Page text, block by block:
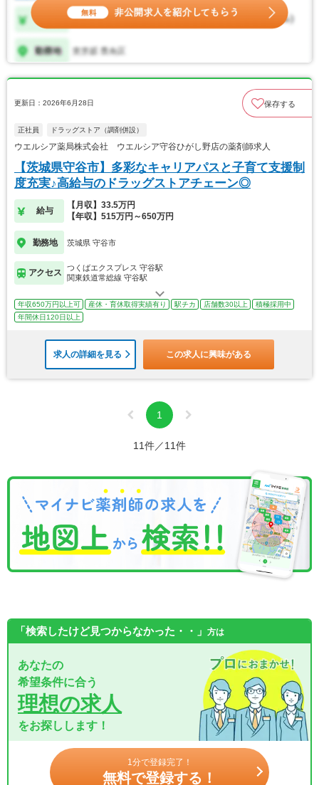
更新日：2026年6月28日 保存する
正社員 ドラッグストア（調剤併設）
ウエルシア薬局株式会社 ウエルシア守谷ひがし野店の薬剤師求人
【茨城県守谷市】多彩なキャリアパスと子育て支援制
度充実♪高給与のドラッグストアチェーン◎
給与
【月収】33.5万円
【年収】515万円～650万円
勤務地 茨城県 守谷市
アクセス
つくばエクスプレス 守谷駅
関東鉄道常総線 守谷駅
年収650万円以上可 産休・育休取得実績有り 駅チカ 店舗数30以上
積極採用中
年間休日120日以上
求人の詳細を見る この求人に興味がある
1
11件／11件
「検索したけど見つからなかった・・」 方は
あなたの
希望条件に合う
理想の求人
をお探しします！
1分で登録完了！
無料で登録する！